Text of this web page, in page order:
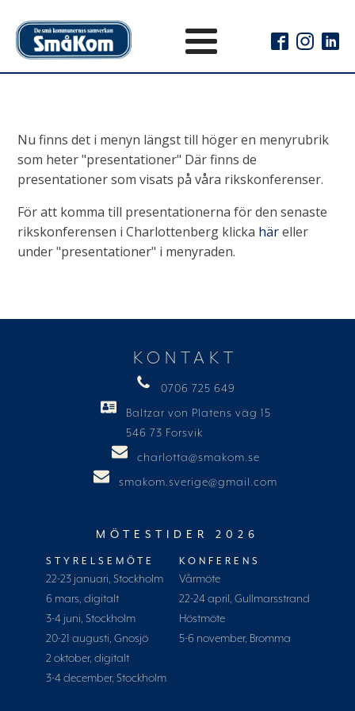
Nu finns det i menyn längst till höger en menyrubrik
som heter "presentationer" Där finns de
presentationer som visats på våra rikskonferenser.
För att komma till presentationerna för den senaste
rikskonferensen i Charlottenberg klicka häreller
under "presentationer" i menyraden.
KONTAKT
0706 725 649
Baltzar von Platens väg 15
546 73 Forsvik
charlotta@smakom.se
smakom.sverige@gmail.com
MÖTESTIDER 2026
STYRELSEMÖTE
22-23 januari, Stockholm
6 mars, digitalt
3-4 juni, Stockholm
20-21 augusti, Gnosjö
2 oktober, digitalt
3-4 december, Stockholm
KONFERENS
Vårmöte
22-24 april, Gullmarsstrand
Höstmöte
5-6 november, Bromma